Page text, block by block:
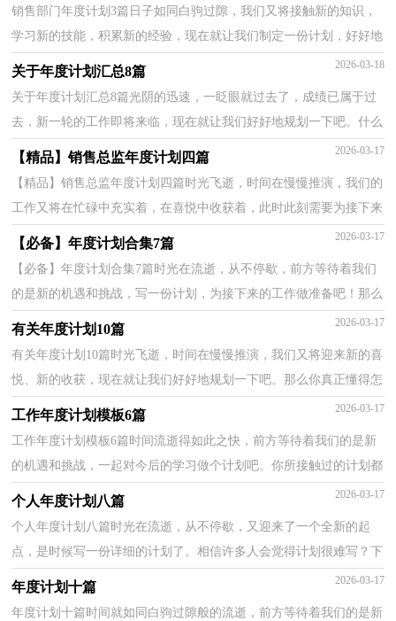
销售部门年度计划3篇日子如同白驹过隙，我们又将接触新的知识，
学习新的技能，积累新的经验，现在就让我们制定一份计划，好好地
规划一下吧。我们该怎么拟定计划呢？以下是小编帮大家整...
关于年度计划汇总8篇 2026-03-18
关于年度计划汇总8篇光阴的迅速，一眨眼就过去了，成绩已属于过
去，新一轮的工作即将来临，现在就让我们好好地规划一下吧。什么
样的计划才是好的计划呢？下面是小编为大家整理的年度...
【精品】销售总监年度计划四篇 2026-03-17
【精品】销售总监年度计划四篇时光飞逝，时间在慢慢推演，我们的
工作又将在忙碌中充实着，在喜悦中收获着，此时此刻需要为接下来
的工作做一个详细的计划了。计划怎么写才不会流于形...
【必备】年度计划合集7篇 2026-03-17
【必备】年度计划合集7篇时光在流逝，从不停歇，前方等待着我们
的是新的机遇和挑战，写一份计划，为接下来的工作做准备吧！那么
计划怎么拟定才能发挥它最大的作用呢？下面是小编为大家...
有关年度计划10篇 2026-03-17
有关年度计划10篇时光飞逝，时间在慢慢推演，我们又将迎来新的喜
悦、新的收获，现在就让我们好好地规划一下吧。那么你真正懂得怎
么制定计划吗？下面是小编为大家整理的年度计划10篇...
工作年度计划模板6篇 2026-03-17
工作年度计划模板6篇时间流逝得如此之快，前方等待着我们的是新
的机遇和挑战，一起对今后的学习做个计划吧。你所接触过的计划都
是什么样子的呢？下面是小编精心整理的工作年度计...
个人年度计划八篇 2026-03-17
个人年度计划八篇时光在流逝，从不停歇，又迎来了一个全新的起
点，是时候写一份详细的计划了。相信许多人会觉得计划很难写？下
面是小编收集整理的个人年度计划8篇，希望对大家有所帮...
年度计划十篇 2026-03-17
年度计划十篇时间就如同白驹过隙般的流逝，前方等待着我们的是新